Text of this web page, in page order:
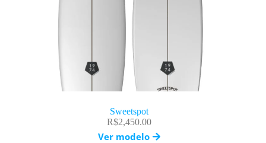
Sweetspot
R$2,450.00
Ver modelo